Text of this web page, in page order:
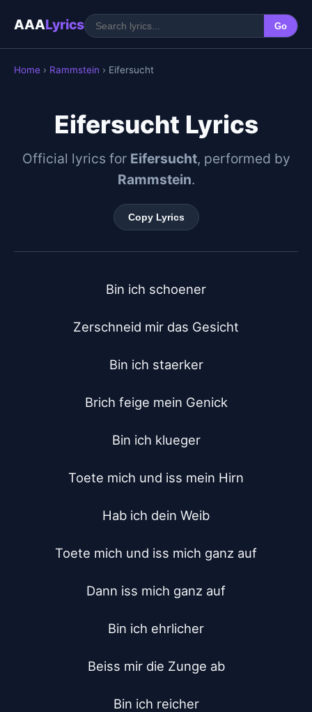
AAALyrics Go
Home › Rammstein › Eifersucht
Eifersucht Lyrics
Official lyrics for Eifersucht, performed by
Rammstein.
Copy Lyrics
Bin ich schoener
Zerschneid mir das Gesicht
Bin ich staerker
Brich feige mein Genick
Bin ich klueger
Toete mich und iss mein Hirn
Hab ich dein Weib
Toete mich und iss mich ganz auf
Dann iss mich ganz auf
Bin ich ehrlicher
Beiss mir die Zunge ab
Bin ich reicher